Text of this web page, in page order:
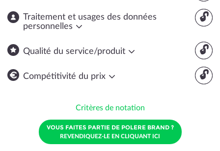
🔓
Traitement et usages des données
personnelles
🔓
Qualité du service/produit
🔓
Compétitivité du prix
Critères de notation
VOUS FAITES PARTIE DE POLERE BRAND ?
REVENDIQUEZ-LE EN CLIQUANT ICI